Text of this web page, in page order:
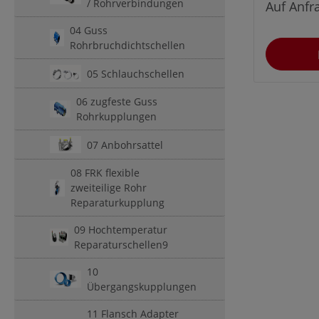
/ Rohrverbindungen
04 Guss
Rohrbruchdichtschellen
05 Schlauchschellen
06 zugfeste Guss
Rohrkupplungen
07 Anbohrsattel
08 FRK flexible
zweiteilige Rohr
Reparaturkupplung
09 Hochtemperatur
Reparaturschellen9
10
Übergangskupplungen
11 Flansch Adapter
bis M30,
ohne
Auf